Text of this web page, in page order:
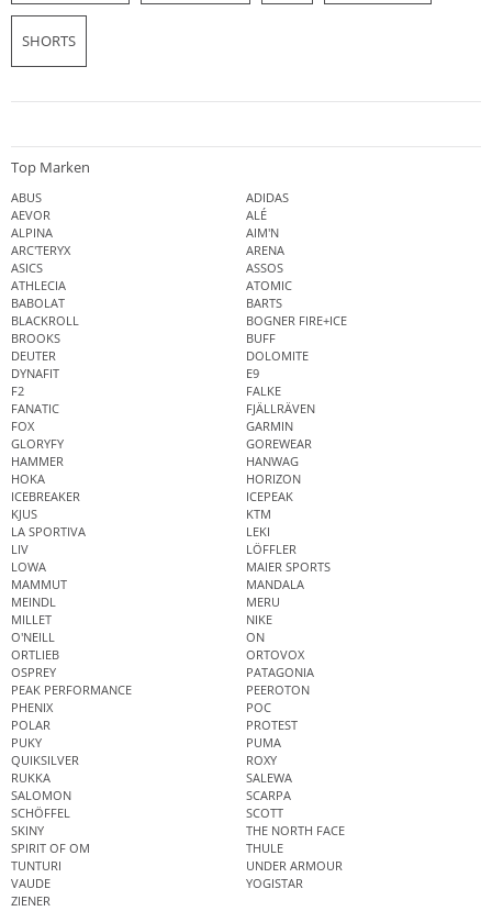
SHORTS
Top Marken
ABUS
ADIDAS
AEVOR
ALÉ
ALPINA
AIM'N
ARC'TERYX
ARENA
ASICS
ASSOS
ATHLECIA
ATOMIC
BABOLAT
BARTS
BLACKROLL
BOGNER FIRE+ICE
BROOKS
BUFF
DEUTER
DOLOMITE
DYNAFIT
E9
F2
FALKE
FANATIC
FJÄLLRÄVEN
FOX
GARMIN
GLORYFY
GOREWEAR
HAMMER
HANWAG
HOKA
HORIZON
ICEBREAKER
ICEPEAK
KJUS
KTM
LA SPORTIVA
LEKI
LIV
LÖFFLER
LOWA
MAIER SPORTS
MAMMUT
MANDALA
MEINDL
MERU
MILLET
NIKE
O'NEILL
ON
ORTLIEB
ORTOVOX
OSPREY
PATAGONIA
PEAK PERFORMANCE
PEEROTON
PHENIX
POC
POLAR
PROTEST
PUKY
PUMA
QUIKSILVER
ROXY
RUKKA
SALEWA
SALOMON
SCARPA
SCHÖFFEL
SCOTT
SKINY
THE NORTH FACE
SPIRIT OF OM
THULE
TUNTURI
UNDER ARMOUR
VAUDE
YOGISTAR
ZIENER